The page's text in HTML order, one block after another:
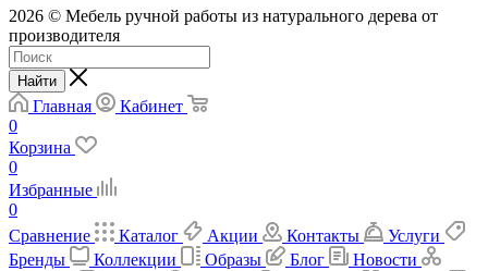
2026 © Мебель ручной работы из натурального дерева от
производителя
Найти
Главная
Кабинет
0
Корзина
0
Избранные
0
Сравнение
Каталог Акции Контакты
Услуги
Бренды
Коллекции Образы Блог
Новости